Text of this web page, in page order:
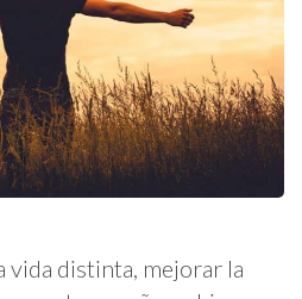
vida distinta, mejorar la